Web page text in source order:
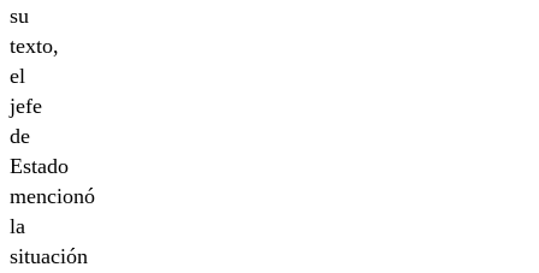
su
texto,
el
jefe
de
Estado
mencionó
la
situación